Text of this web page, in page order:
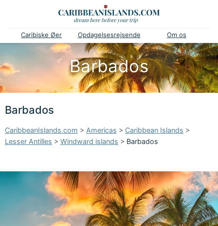
Caribiske Øer Opdagelsesrejsende Om os
Barbados
Barbados
CaribbeanIslands.com > Americas > Caribbean Islands >
Lesser Antilles > Windward islands > Barbados